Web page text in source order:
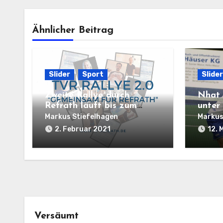
Ähnlicher Beitrag
Slider Sport
Zweite Rallye durch
Refrath läuft bis zum
14.02.2021
Markus Stiefelhagen
2. Februar 2021
Slider
Nhat
unter
Welt
12.
Versäumt